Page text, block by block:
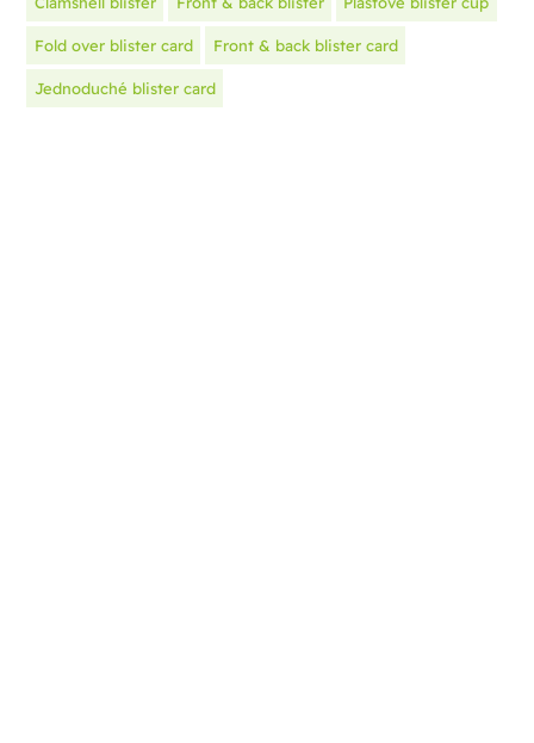
Fold over blister card Front & back blister card
Jednoduché blister card